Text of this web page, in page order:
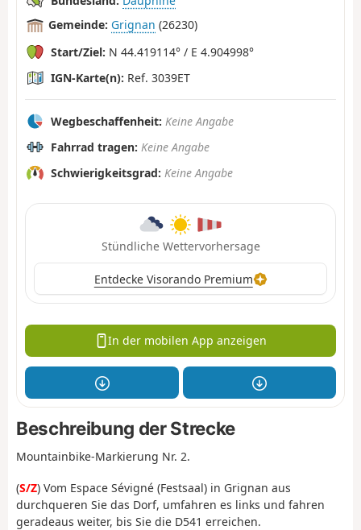
Gemeinde: Grignan (26230)
Start/Ziel: N 44.419114° / E 4.904998°
IGN-Karte(n): Ref. 3039ET
Wegbeschaffenheit: Keine Angabe
Fahrrad tragen: Keine Angabe
Schwierigkeitsgrad: Keine Angabe
Stündliche Wettervorhersage
Entdecke Visorando Premium
In der mobilen App anzeigen
Beschreibung der Strecke
Mountainbike-Markierung Nr. 2.
(S/Z) Vom Espace Sévigné (Festsaal) in Grignan aus
durchqueren Sie das Dorf, umfahren es links und fahren
geradeaus weiter, bis Sie die D541 erreichen.